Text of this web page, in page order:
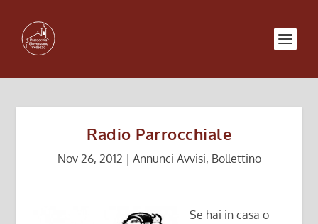
Radio Parrocchiale
Nov 26, 2012 | Annunci Avvisi, Bollettino
Se hai in casa o